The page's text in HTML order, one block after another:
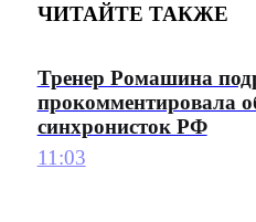
ЧИТАЙТЕ ТАКЖЕ
Тренер Ромашина
прокомментировала
синхронисток РФ
11:03